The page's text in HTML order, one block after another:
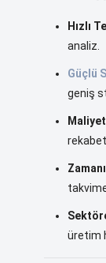
Hızlı
analiz.
Güçlü
geniş
üretim